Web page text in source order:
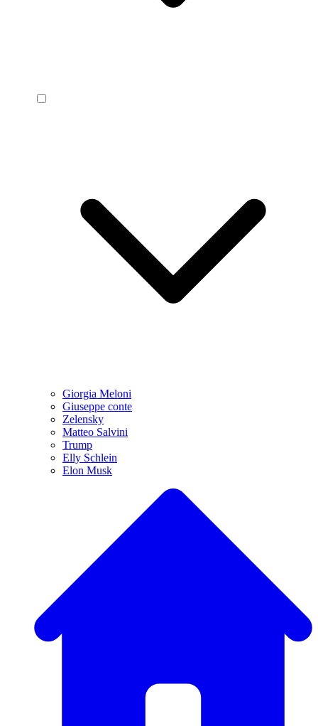
Giorgia Meloni
Giuseppe conte
Zelensky
Matteo Salvini
Trump
Elly Schlein
Elon Musk